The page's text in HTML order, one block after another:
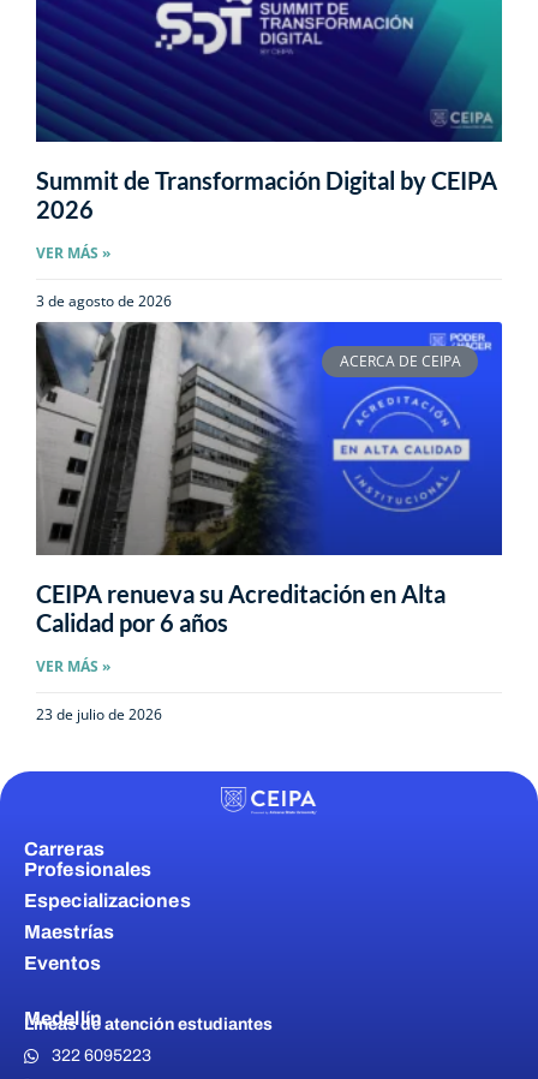
Summit de Transformación Digital by CEIPA
2026
VER MÁS »
3 de agosto de 2026
ACERCA DE CEIPA
CEIPA renueva su Acreditación en Alta
Calidad por 6 años
VER MÁS »
23 de julio de 2026
Carreras
Profesionales
Especializaciones
Maestrías
Eventos
Medellín
Líneas de atención estudiantes
322 6095223